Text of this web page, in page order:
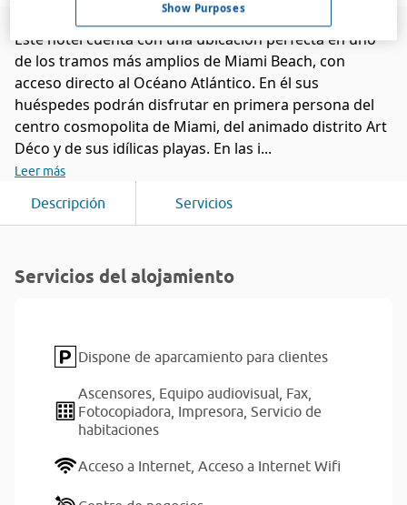
Este hotel cuenta con una ubicación perfecta en uno
de los tramos más amplios de Miami Beach, con
acceso directo al Océano Atlántico. En él sus
huéspedes podrán disfrutar en primera persona del
centro cosmopolita de Miami, del animado distrito Art
Déco y de sus idílicas playas. En las i...
Leer más
Descripción Servicios
Servicios del alojamiento
Dispone de aparcamiento para clientes
Ascensores, Equipo audiovisual, Fax,
Fotocopiadora, Impresora, Servicio de
habitaciones
Acceso a Internet, Acceso a Internet Wifi
Show Purposes